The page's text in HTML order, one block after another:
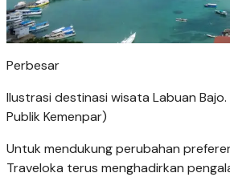
Perbesar
Ilustrasi destinasi wisata Labuan Bajo.
Publik Kemenpar)
Untuk mendukung perubahan
Traveloka terus menghadirkan